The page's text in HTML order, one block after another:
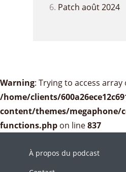
Patch août 2024
Warning: Trying to access
/home/clients/
content/themes/megaphone/
functions.php on line837
À propos du podcast